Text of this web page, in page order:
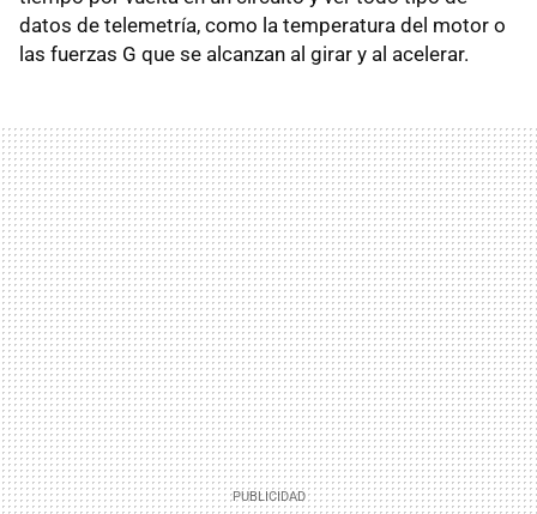
datos de telemetría, como la temperatura del motor o
las fuerzas G que se alcanzan al girar y al acelerar.